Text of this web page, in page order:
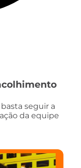
seguir a
da equipe